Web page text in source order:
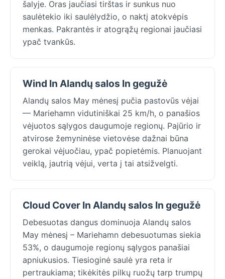
šalyje. Oras jaučiasi tirštas ir sunkus nuo
saulėtekio iki saulėlydžio, o naktį atokvėpis
menkas. Pakrantės ir atogrąžų regionai jaučiasi
ypač tvankūs.
Wind In Alandų salos In gegužė
Alandų salos May mėnesį pučia pastovūs vėjai
— Mariehamn vidutiniškai 25 km/h, o panašios
vėjuotos sąlygos daugumoje regionų. Pajūrio ir
atvirose žemyninėse vietovėse dažnai būna
gerokai vėjuočiau, ypač popietėmis. Planuojant
veiklą, jautrią vėjui, verta į tai atsižvelgti.
Cloud Cover In Alandų salos In gegužė
Debesuotas dangus dominuoja Alandų salos
May mėnesį – Mariehamn debesuotumas siekia
53%, o daugumoje regionų sąlygos panašiai
apniukusios. Tiesioginė saulė yra reta ir
pertraukiama; tikėkitės pilkų ruožų tarp trumpų